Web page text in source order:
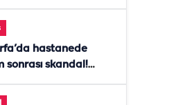
hastanede
sonrası skandal!